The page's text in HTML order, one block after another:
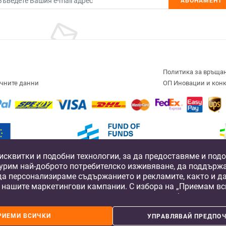
Политика за
данни
ОП Иновации и
Fund Fund of Funds
Operational
Capital, a private equity fund, co-financed by the by the European
and Competitiveness 2014-2020”, managed by the Fund Manager of
и подобни технологии, за да предоставяме и
най-доброто потребителско изживяване, да
персонализираме съдържанието и рекламите, както и
маркетингови кампании. С избора на „Приемам
нашите доверени партньори да съхраняваме бисквитки и
устройство за рекламни и аналитични цели. Можете
предпочитания, като натиснете „Управлявай
ВСИЧКИ УПРАВЛЯВАЙ